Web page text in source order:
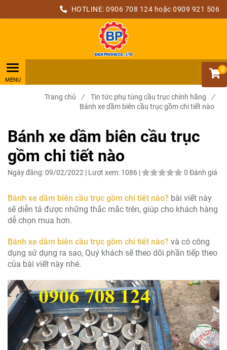
HOTLINE: 0906 708 124 hoặc 0909 921 506
0
Trang chủ / Tin tức phụ tùng cầu trục chính hãng
/
Bánh xe dầm biên cầu trục gồm chi tiết nào
Bánh xe dầm biên cầu trục
gồm chi tiết nào
Ngày đăng:09/02/2022 | Lượt xem: 1086 | 0 Đánh giá
Bánh xe dầm biên cầu trục gồm chi tiết nào? bài viết này
sẽ diễn tả được những thắc mắc trên, giúp cho khách hàng
dễ chọn mua hơn.
Bánh xe dầm biên cầu trục gồm chi tiết nào? và có công
dụng sử dụng ra sao, Quý khách sẽ theo dõi phần tiếp theo
của bài viết này nhé.